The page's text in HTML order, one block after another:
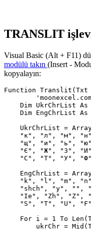
TRANSLIT
Visual Basic (Alt + F11)
modülü takın (Insert -
kopyalayın:
Function
Dim UkrChrList As
Dim EngChrList As
UkrChrList =
"к", "л", "м",
"щ", "и", "ь",
"Є", "Ж", "З",
"С", "Т", "У",
EngChrList =
"k", "l", "m",
"shch", "y", "",
"Ie", "Zh", "Z",
"S", "T", "U",
For i = 1 To
ukrChr =